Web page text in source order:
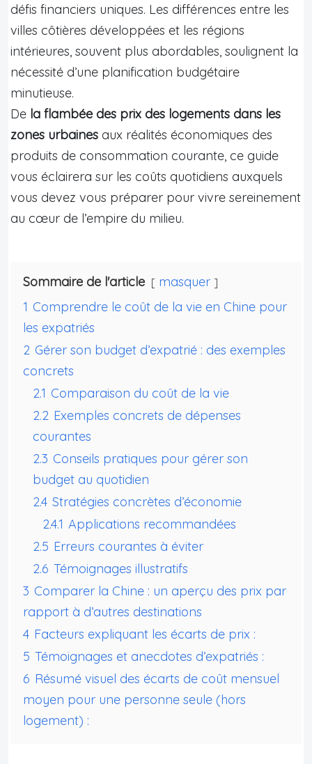
défis financiers uniques. Les différences entre les
villes côtières développées et les régions
intérieures, souvent plus abordables, soulignent la
nécessité d’une planification budgétaire
minutieuse.
De la flambée des prix des logements dans les
zones urbaines aux réalités économiques des
produits de consommation courante, ce guide
vous éclairera sur les coûts quotidiens auxquels
vous devez vous préparer pour vivre sereinement
au cœur de l’empire du milieu.
Sommaire de l'article
masquer
1 Comprendre le coût de la vie en Chine pour
les expatriés
2 Gérer son budget d’expatrié : des exemples
concrets
2.1 Comparaison du coût de la vie
2.2 Exemples concrets de dépenses
courantes
2.3 Conseils pratiques pour gérer son
budget au quotidien
2.4 Stratégies concrètes d’économie
2.4.1 Applications recommandées
2.5 Erreurs courantes à éviter
2.6 Témoignages illustratifs
3 Comparer la Chine : un aperçu des prix par
rapport à d’autres destinations
4 Facteurs expliquant les écarts de prix :
5 Témoignages et anecdotes d’expatriés :
6 Résumé visuel des écarts de coût mensuel
moyen pour une personne seule (hors
logement) :